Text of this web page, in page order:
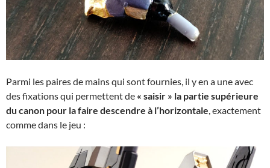
Parmi les paires de mains qui sont fournies, il y en a une avec
des fixations qui permettent de « saisir » la partie supérieure
du canon pour la faire descendre à l’horizontale , exactement
comme dans le jeu :